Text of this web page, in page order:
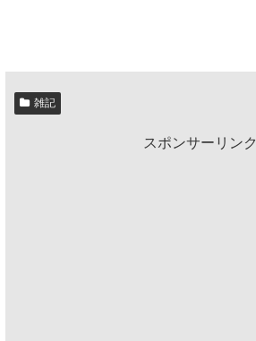
雑記
スポンサーリンク